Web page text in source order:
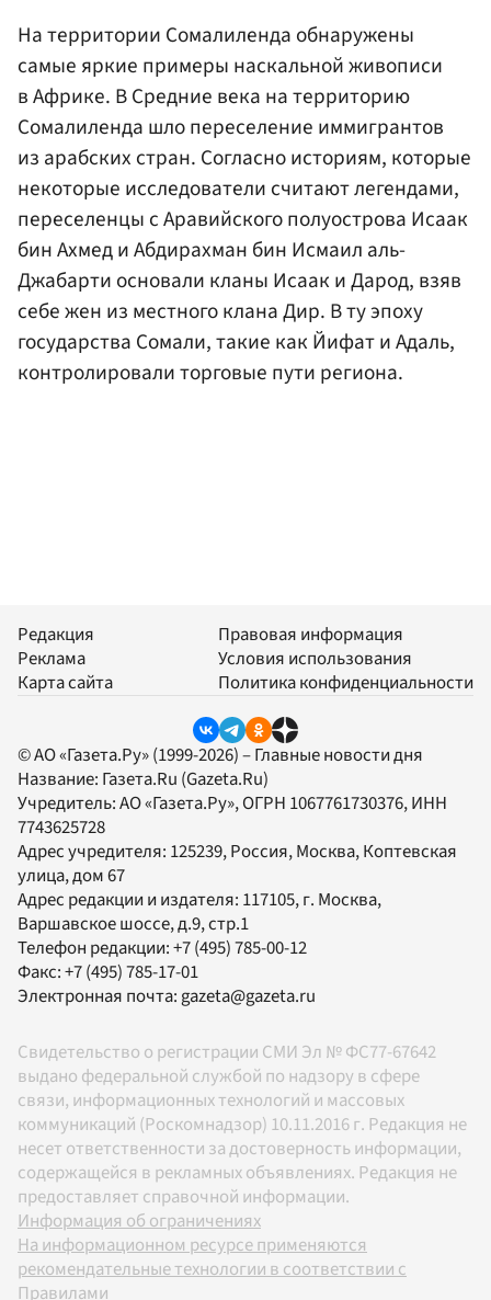
На территории Сомалиленда обнаружены
самые яркие примеры наскальной живописи
в Африке. В Средние века на территорию
Сомалиленда шло переселение иммигрантов
из арабских стран. Согласно историям, которые
некоторые исследователи считают легендами,
переселенцы с Аравийского полуострова Исаак
бин Ахмед и Абдирахман бин Исмаил аль-
Джабарти основали кланы Исаак и Дарод, взяв
себе жен из местного клана Дир. В ту эпоху
государства Сомали, такие как Йифат и Адаль,
контролировали торговые пути региона.
Редакция
Реклама
Карта сайта
Правовая информация
Условия использования
Политика конфиденциальности
© АО «Газета.Ру» (1999-2026) – Главные новости дня
Название: Газета.Ru (Gazeta.Ru)
Учредитель:АО «Газета.Ру», ОГРН 1067761730376, ИНН
7743625728
Адрес учредителя: 125239, Россия, Москва, Коптевская
улица, дом 67
Адрес редакции и издателя: 117105, г. Москва,
Варшавское шоссе, д.9, стр.1
Телефон редакции:+7 (495) 785-00-12
Факс:+7 (495) 785-17-01
Электронная почта:gazeta@gazeta.ru
Свидетельство о регистрации СМИ Эл № ФС77-67642
выдано федеральной службой по надзору в сфере
связи, информационных технологий и массовых
коммуникаций (Роскомнадзор) 10.11.2016 г. Редакция не
несет ответственности за достоверность информации,
содержащейся в рекламных объявлениях. Редакция не
предоставляет справочной информации.
Информация об ограничениях
На информационном ресурсе применяются
рекомендательные технологии в соответствии с
Правилами